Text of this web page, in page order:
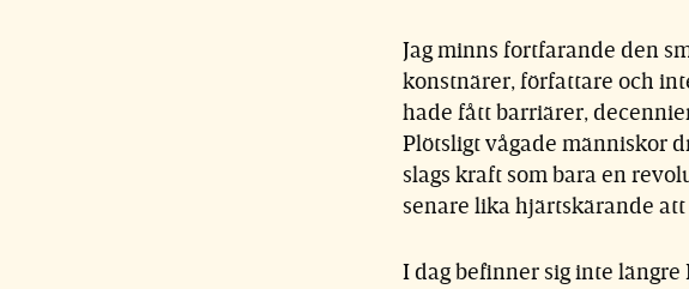
Jag minns fortfarande den
konstnärer, författare och
hade fått barriärer,
Plötsligt vågade människor
slags kraft som bara en
senare lika hjärtskärande
I dag befinner sig inte